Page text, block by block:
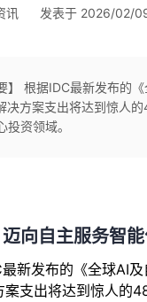
讯 发表于 2026/02/
要】 根据IDC最新发布的
决方案支出将达到惊人
投资领域。
向自主服务智
新发布的《全球AI
案支出将达到惊人的